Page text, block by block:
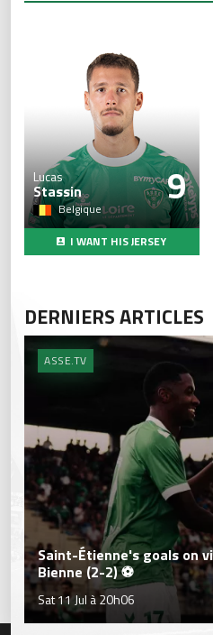
9
Lucas
Stassin
Belgique
I WANT HIS JERSEY
DERNIERS ARTICLES
ASSE.TV
Saint-Étienne's goals on
Bienne (2-2) ⚽
Sat 11 Jul à 20h06